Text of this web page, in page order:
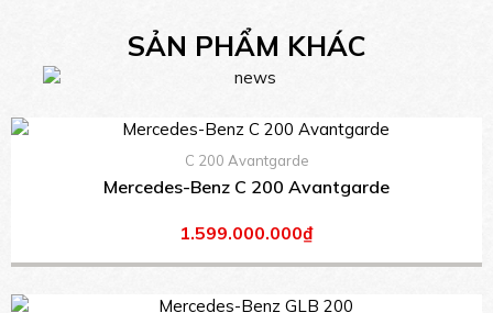
SẢN PHẨM KHÁC
C 200 Avantgarde
Mercedes-Benz C 200 Avantgarde
1.599.000.000₫